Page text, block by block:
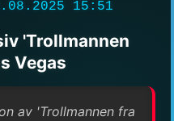
15:51
'Trollmannen
Vegas
av 'Trollmannen fra